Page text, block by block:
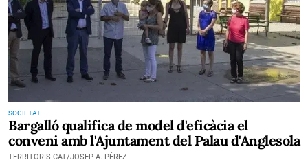
SOCIETAT
Bargalló qualifica de model d'eficàcia el
conveni amb l'Ajuntament del Palau d'Anglesola
TERRITORIS.CAT/JOSEP A. PÉREZ